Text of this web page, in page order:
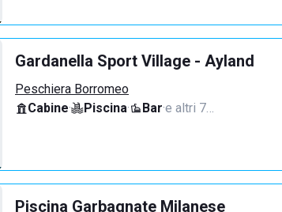
Gardanella Sport Village - Ayland
Peschiera Borromeo
Cabine· Piscina· Bar·e altri 7…
Piscina Garbagnate Milanese